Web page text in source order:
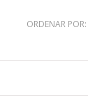
ORDENAR POR: